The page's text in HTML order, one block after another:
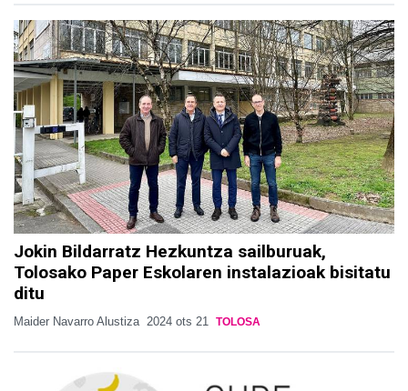
Jokin Bildarratz Hezkuntza sailburuak,
Tolosako Paper Eskolaren instalazioak bisitatu
ditu
Maider Navarro Alustiza 2024 ots 21 TOLOSA